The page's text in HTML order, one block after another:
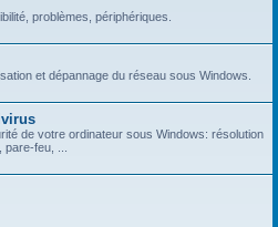
problèmes, périphériques.
et dépannage du réseau sous Windows.
de votre ordinateur sous Windows: résolution
feu, ...